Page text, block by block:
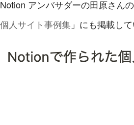
Notion アンバサダーの田原さん
個人サイト事例集 」にも掲載し